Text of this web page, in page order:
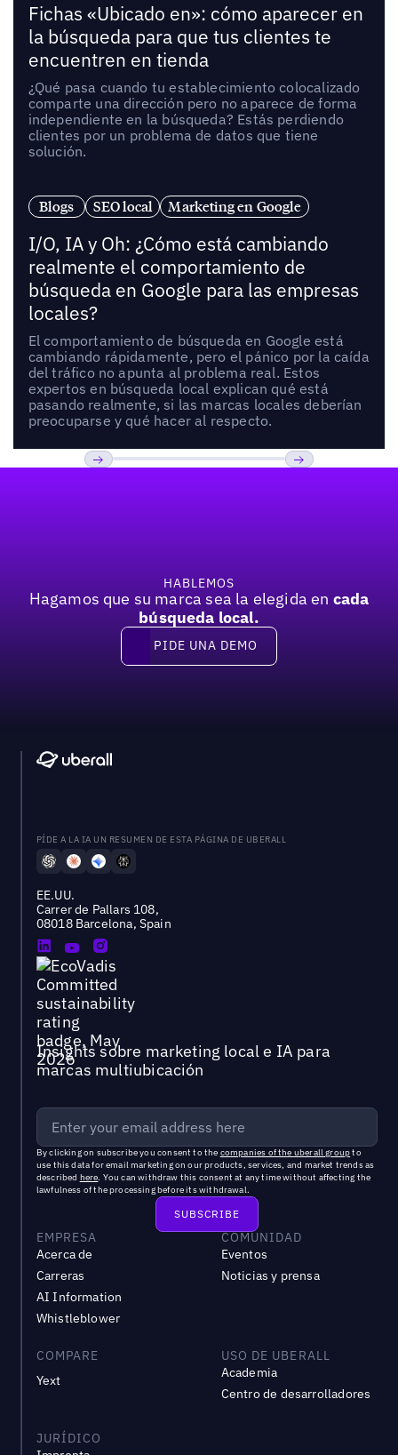
Fichas «Ubicado en»: cómo aparecer en
la búsqueda para que tus clientes te
encuentren en tienda
¿Qué pasa cuando tu establecimiento colocalizado
comparte una dirección pero no aparece de forma
independiente en la búsqueda? Estás perdiendo
clientes por un problema de datos que tiene
solución.
Blogs SEO local Marketing en Google
I/O, IA y Oh: ¿Cómo está cambiando
realmente el comportamiento de
búsqueda en Google para las empresas
locales?
El comportamiento de búsqueda en Google está
cambiando rápidamente, pero el pánico por la caída
del tráfico no apunta al problema real. Estos
expertos en búsqueda local explican qué está
pasando realmente, si las marcas locales deberían
preocuparse y qué hacer al respecto.
HABLEMOS
Hagamos que su marca sea la elegida en cada
búsqueda local.
Pide una demo
PIDE UNA DEMO
PÍDE A LA IA UN RESUMEN DE ESTA PÁGINA DE UBERALL
EE.UU.
Carrer de Pallars 108,
08018 Barcelona, Spain
Insights sobre marketing local e IA para
marcas multiubicación
By clicking on subscribe you consent to the companies of the uberall groupto
use this data for email marketing on our products, services, and market trends as
described here. You can withdraw this consent at any time without affecting the
lawfulness of the processing before its withdrawal.
EMPRESA
Acerca de
Carreras
AI Information
Whistleblower
COMUNIDAD
Eventos
Noticias y prensa
COMPARE
Yext
USO DE UBERALL
Academia
Centro de desarrolladores
JURÍDICO